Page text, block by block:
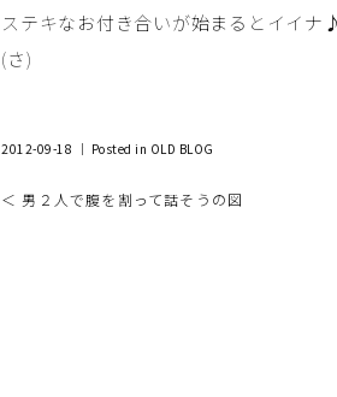
ステキなお付き合いが始まるとイイナ♪
(さ)
2012-09-18 ｜ Posted in OLD BLOG
＜ 男２人で腹を割って話そうの図